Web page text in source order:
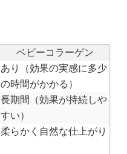
ベビーコラーゲン
あり（効果の実感に多少
の時間がかかる）
長期間（効果が持続しや
すい）
柔らかく自然な仕上がり